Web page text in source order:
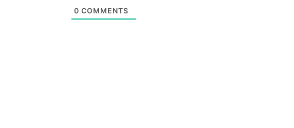
0 COMMENTS